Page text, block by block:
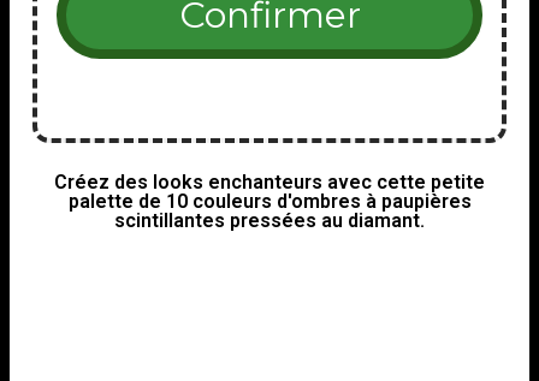
Créez des looks enchanteurs avec cette petite
palette de 10 couleurs d'ombres à paupières
scintillantes pressées au diamant.